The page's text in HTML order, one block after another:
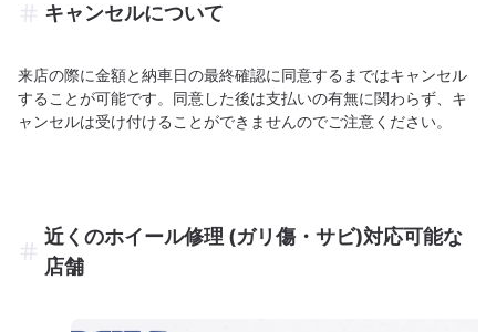
キャンセルについて
来店の際に金額と納車日の最終確認に同意するまではキャンセル
することが可能です。同意した後は支払いの有無に関わらず、キ
ャンセルは受け付けることができませんのでご注意ください。
近くのホイール修理 (ガリ傷・サビ)対応可能な
店舗